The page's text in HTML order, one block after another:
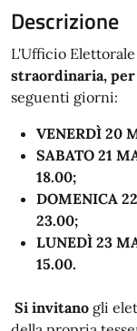
Descrizione
L'Ufficio
straordinaria,
seguenti giorni:
VENERDÌ 20
SABATO 21
18.00;
DOMENICA
23.00;
LUNEDÌ 23
15.00.
Si invitano gli